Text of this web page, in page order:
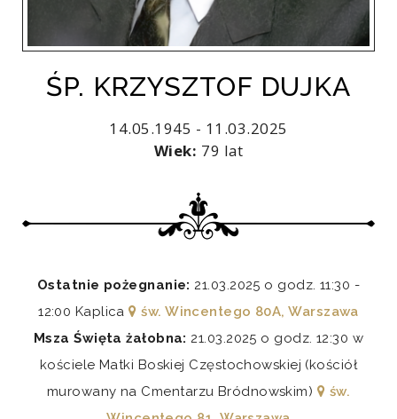
ŚP. KRZYSZTOF DUJKA
14.05.1945 - 11.03.2025
Wiek: 79 lat
Ostatnie pożegnanie: 21.03.2025 o godz. 11:30 -
12:00 Kaplica
św. Wincentego 80A, Warszawa
Msza Święta żałobna: 21.03.2025 o godz. 12:30 w
kościele Matki Boskiej Częstochowskiej (kościół
murowany na Cmentarzu Bródnowskim)
św.